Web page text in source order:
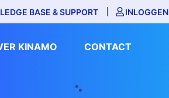
BASE & SUPPORT INLOGGEN
KINAMO CONTACT